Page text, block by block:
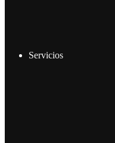
Servicios